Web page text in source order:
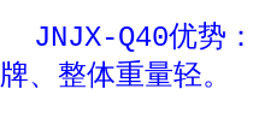
JNJX-Q40优势
牌、整体重量轻。